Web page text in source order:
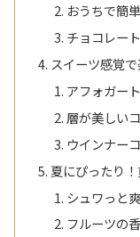
おうちで簡
チョコレー
スイーツ感覚
アフォガー
層が美しい
ウインナー
夏にぴったり
シュワっと
フルーツの